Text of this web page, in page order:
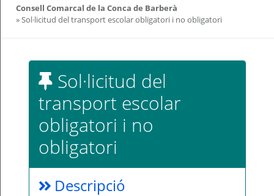
Servei
prestat
qualsevol
incidència,
Consell Comarcal de la Conca de Barberà
Sol·licitud del transport escolar obligatori i no obligatori
Sol·licitud del
transport escolar
obligatori i no
obligatori
Descripció